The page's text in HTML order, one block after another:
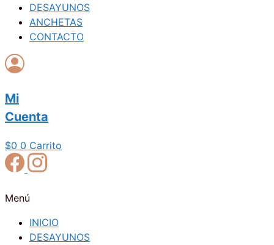
DESAYUNOS
ANCHETAS
CONTACTO
Mi
Cuenta
$0 0 Carrito
Menú
INICIO
DESAYUNOS